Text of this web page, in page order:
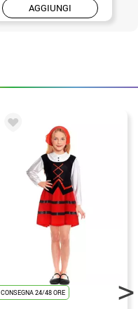
AGGIUNGI
CONSEGNA 24/48 ORE